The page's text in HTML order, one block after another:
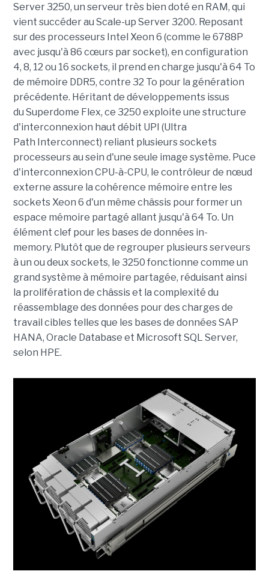
Server 3250, un serveur très bien doté en RAM, qui
vient succéder au Scale-up Server 3200. Reposant
sur des processeurs Intel Xeon 6 (comme le 6788P
avec jusqu'à 86 cœurs par socket), en configuration
4, 8, 12 ou 16 sockets, il prend en charge jusqu'à 64 To
de mémoire DDR5, contre 32 To pour la génération
précédente. Héritant de développements issus
du Superdome Flex, ce 3250 exploite une structure
d'interconnexion haut débit UPI (Ultra
Path Interconnect) reliant plusieurs sockets
processeurs au sein d'une seule image système. Puce
d'interconnexion CPU-à-CPU, le contrôleur de nœud
externe assure la cohérence mémoire entre les
sockets Xeon 6 d'un même châssis pour former un
espace mémoire partagé allant jusqu'à 64 To. Un
élément clef pour les bases de données in-
memory. Plutôt que de regrouper plusieurs serveurs
à un ou deux sockets, le 3250 fonctionne comme un
grand système à mémoire partagée, réduisant ainsi
la prolifération de châssis et la complexité du
réassemblage des données pour des charges de
travail cibles telles que les bases de donnéesSAP
HANA, Oracle Database et Microsoft SQL Server,
selon HPE.